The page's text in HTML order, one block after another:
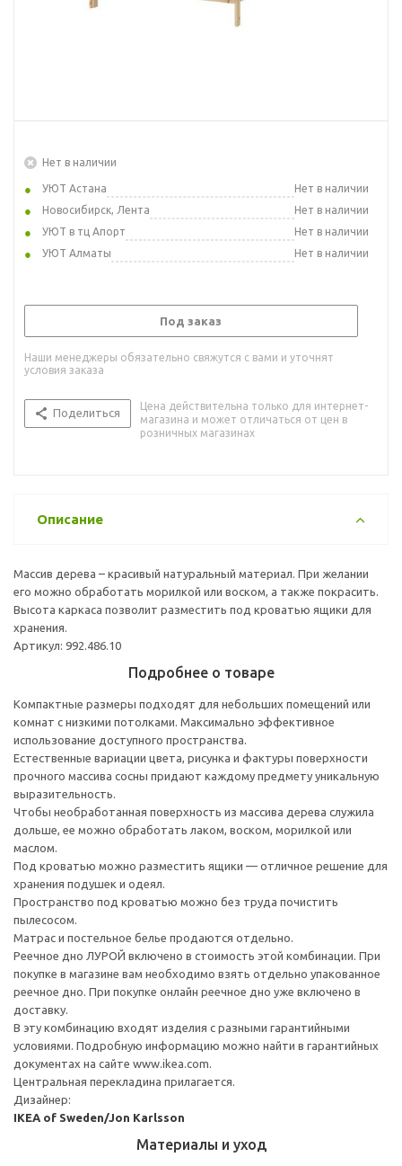
Нет в наличии
УЮТ Астана
Нет в наличии
Новосибирск, Лента
Нет в наличии
УЮТ в тц Апорт
Нет в наличии
УЮТ Алматы
Нет в наличии
Под заказ
Наши менеджеры обязательно свяжутся с вами и уточнят
условия заказа
Поделиться
Цена действительна только для интернет-
магазина и может отличаться от цен в
розничных магазинах
Описание
Массив дерева – красивый натуральный материал. При желании
его можно обработать морилкой или воском, а также покрасить.
Высота каркаса позволит разместить под кроватью ящики для
хранения.
Артикул: 992.486.10
Подробнее о товаре
Компактные размеры подходят для небольших помещений или
комнат с низкими потолками. Максимально эффективное
использование доступного пространства.
Естественные вариации цвета, рисунка и фактуры поверхности
прочного массива сосны придают каждому предмету уникальную
выразительность.
Чтобы необработанная поверхность из массива дерева служила
дольше, ее можно обработать лаком, воском, морилкой или
маслом.
Под кроватью можно разместить ящики — отличное решение для
хранения подушек и одеял.
Пространство под кроватью можно без труда почистить
пылесосом.
Матрас и постельное белье продаются отдельно.
Реечное дно ЛУРОЙ включено в стоимость этой комбинации. При
покупке в магазине вам необходимо взять отдельно упакованное
реечное дно. При покупке онлайн реечное дно уже включено в
доставку.
В эту комбинацию входят изделия с разными гарантийными
условиями. Подробную информацию можно найти в гарантийных
документах на сайте www.ikea.com.
Центральная перекладина прилагается.
Дизайнер:
IKEA of Sweden/Jon Karlsson
Материалы и уход